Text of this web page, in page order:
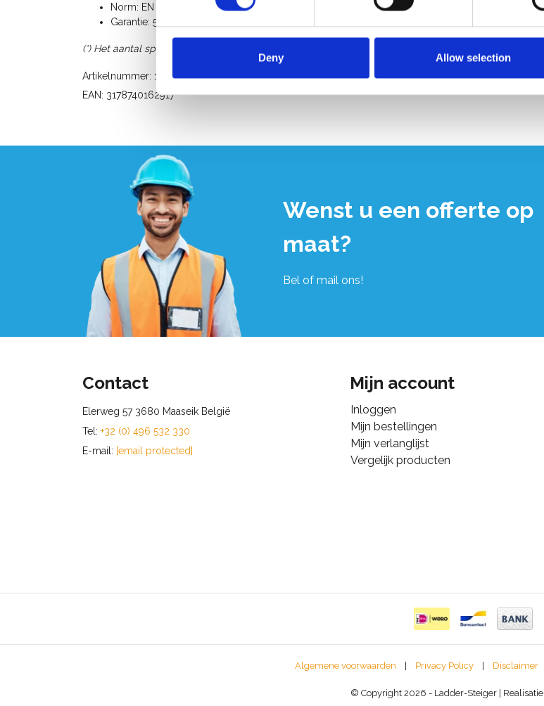
Deny Allow selection
Norm: EN 131, decreet 96333, professionele kwaliteit
Garantie: 5 jaar
(*) Het aantal sporten op de afbeelding kan afwijken van dit artikel.
Artikelnummer: 1202433318
EAN: 3178740162917
Wenst u een offerte op
maat?
Bel of mail ons!
Contact
Elerweg 57 3680 Maaseik België
Tel: +32 (0) 496 532 330
E-mail: [email protected]
Mijn account
Inloggen
Mijn bestellingen
Mijn verlanglijst
Vergelijk producten
Algemene voorwaarden Privacy Policy Disclaimer
© Copyright 2026 - Ladder-Steiger | Realisatie